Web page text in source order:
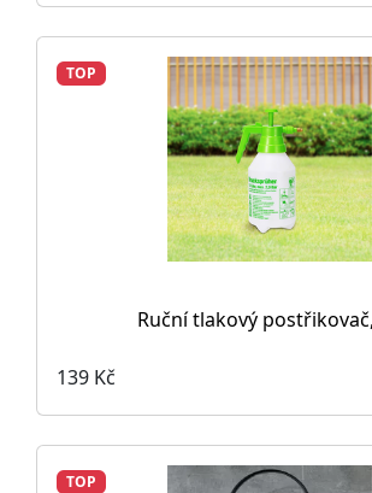
TOP
Ruční tlakový
139 Kč
TOP